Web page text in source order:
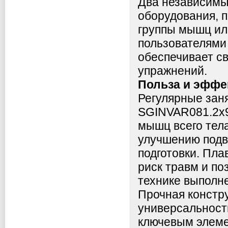
оборудования,
группы мышц
обеспечивает
упражнений.
Польза и
Регулярные
мышц всего
улучшению
подготовки.
риск травм и
технике
Прочная
ключевым